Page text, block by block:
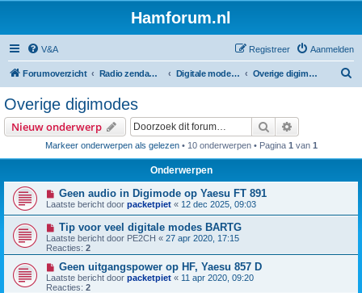
Hamforum.nl
V&A Aanmelden
Registreer
Forumoverzicht Radio zendamateur, luisteramateur en elektronica zelfbouw Digitale modes en morse (CW) Overige digimodes
Overige digimodes
Nieuw onderwerp Zoek
Markeer onderwerpen als gelezen• 10 onderwerpen • Pagina 1 van 1
Onderwerpen
Geen audio in Digimode op Yaesu FT 891
Laatste bericht door packetpiet « 12 dec 2025, 09:03
Tip voor veel digitale modes BARTG
Laatste bericht door PE2CH « 27 apr 2020, 17:15
Reacties: 2
Geen uitgangspower op HF, Yaesu 857 D
Laatste bericht door packetpiet « 11 apr 2020, 09:20
Reacties: 2